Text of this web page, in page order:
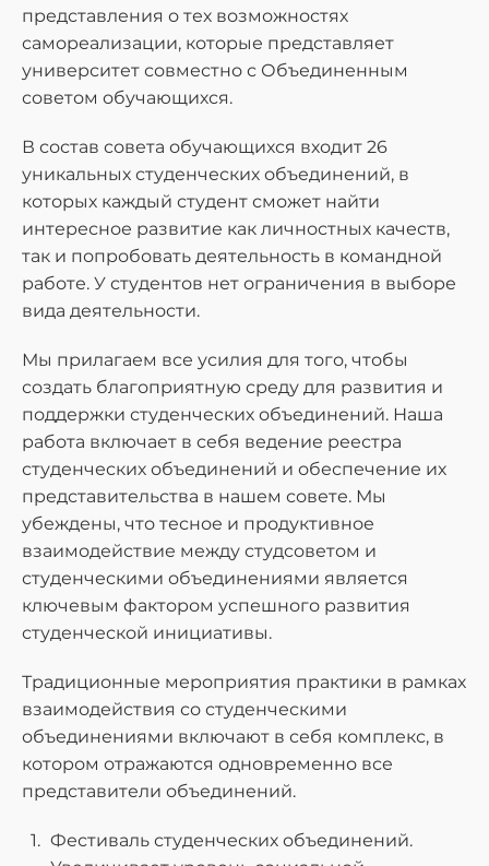
представления о тех возможностях
самореализации, которые представляет
университет совместно с Объединенным
советом обучающихся.
В состав совета обучающихся входит 26
уникальных студенческих объединений, в
которых каждый студент сможет найти
интересное развитие как личностных качеств,
так и попробовать деятельность в командной
работе. У студентов нет ограничения в выборе
вида деятельности.
Мы прилагаем все усилия для того, чтобы
создать благоприятную среду для развития и
поддержки студенческих объединений. Наша
работа включает в себя ведение реестра
студенческих объединений и обеспечение их
представительства в нашем совете. Мы
убеждены, что тесное и продуктивное
взаимодействие между студсоветом и
студенческими объединениями является
ключевым фактором успешного развития
студенческой инициативы.
Традиционные мероприятия практики в рамках
взаимодействия со студенческими
объединениями включают в себя комплекс, в
котором отражаются одновременно все
представители объединений.
Фестиваль студенческих объединений.